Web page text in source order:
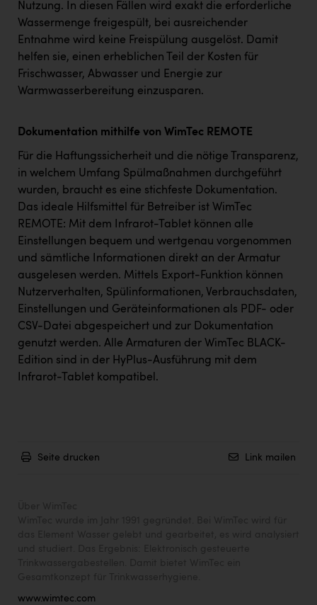
Nutzung. In diesen Fällen wird exakt die erforderliche
Wassermenge freigespült, bei ausreichender
Entnahme wird keine Freispülung ausgelöst. Damit
helfen sie, einen erheblichen Teil der Kosten für
Frischwasser, Abwasser und Energie zur
Warmwasserbereitung einzusparen.
Dokumentation mithilfe von WimTec REMOTE
Für die Haftungssicherheit und die nötige Transparenz,
in welchem Umfang Spülmaßnahmen durchgeführt
wurden, braucht es eine stichfeste Dokumentation.
Das ideale Hilfsmittel für Betreiber ist WimTec
REMOTE: Mit dem Infrarot-Tablet können alle
Einstellungen bequem und wertgenau vorgenommen
und sämtliche Informationen direkt an der Armatur
ausgelesen werden. Mittels Export-Funktion können
Nutzerverhalten, Spülinformationen, Verbrauchsdaten,
Einstellungen und Geräteinformationen als PDF- oder
CSV-Datei abgespeichert und zur Dokumentation
genutzt werden. Alle Armaturen der WimTec BLACK-
Edition sind in der HyPlus-Ausführung mit dem
Infrarot-Tablet kompatibel.
Seite drucken Link mailen
www.wimtec.com